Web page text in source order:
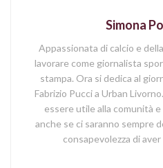
Simona
Appassionata di calcio e
lavorare come giornalista
stampa. Ora si dedica al
Fabrizio Pucci a Urban
essere utile alla comunità
anche se ci saranno sempre
consapevolezza di